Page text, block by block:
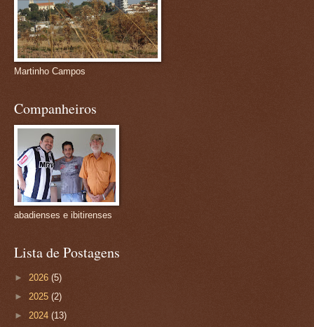
Martinho Campos
Companheiros
abadienses e ibitirenses
Lista de Postagens
► 2026 (5)
► 2025 (2)
► 2024 (13)